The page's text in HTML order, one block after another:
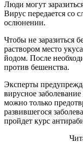
Люди могут
Вирус передается со
ослюнении.
Чтобы не
раствором место
йодом. После
против бешенства.
Эксперты
вирусное
можно только
развившегося
пройдет курс